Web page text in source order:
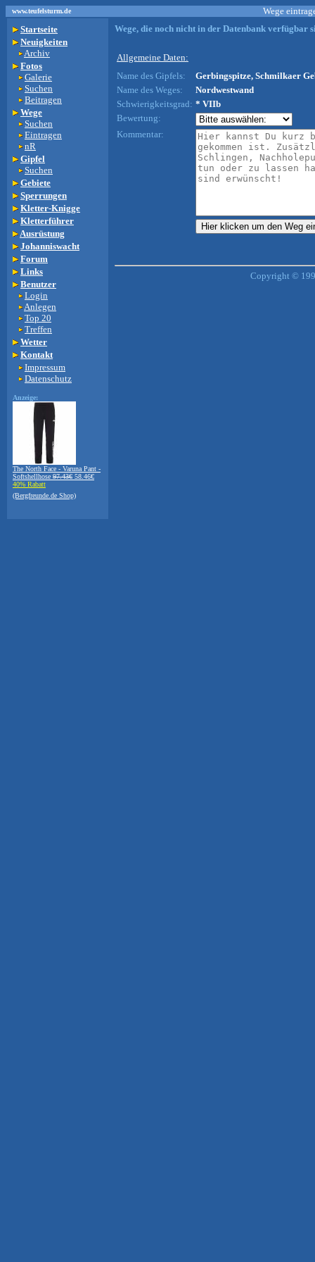
www.teufelsturm.de
Wege
Startseite
Neuigkeiten
Archiv
Fotos
Galerie
Suchen
Beitragen
Wege
Suchen
Eintragen
nR
Gipfel
Suchen
Gebiete
Sperrungen
Kletter-Knigge
Kletterführer
Ausrüstung
Johanniswacht
Forum
Links
Benutzer
Login
Anlegen
Top 20
Treffen
Wetter
Kontakt
Impressum
Datenschutz
Anzeige:
The North Face - Varuna Pant -
Softshellhose 97.43€ 58.46€
40% Rabatt
(Bergfreunde.de Shop)
Wege, die noch nicht in der Datenbank verfügbar
Allgemeine Daten:
Name des Gipfels:
Gerbingspitze, Schmilkaer
Name des Weges:
Nordwestwand
Schwierigkeitsgrad: * VIIb
Bewertung:
Kommentar:
Copyright ©